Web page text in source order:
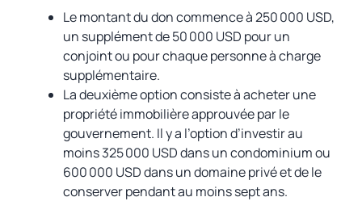
Le montant du don commence à 250 000 USD,
un supplément de 50 000 USD pour un
conjoint ou pour chaque personne à charge
supplémentaire.
La deuxième option consiste à acheter une
propriété immobilière approuvée par le
gouvernement. Il y a l’option d’investir au
moins 325 000 USD dans un condominium ou
600 000 USD dans un domaine privé et de le
conserver pendant au moins sept ans.